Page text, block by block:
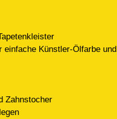
einfache Künstler-Ölfarbe und
Zahnstocher